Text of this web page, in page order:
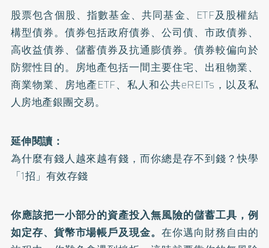
股票包含個股、指數基金、共同基金、ETF及股權結
構型債券。債券包括政府債券、公司債、市政債券、
高收益債券、儲蓄債券及抗通膨債券。債券較偏向於
防禦性目的。房地產包括一間主要住宅、出租物業、
商業物業、房地產ETF、私人和公共eREITs，以及私
人房地產銀團交易。
延伸閱讀：
為什麼有錢人越來越有錢，而你總是存不到錢？快學
「1招」有效存錢
你應該把一小部分的資產投入無風險的儲蓄工具，例
如定存、貨幣市場帳戶及現金。在你邁向財務自由的